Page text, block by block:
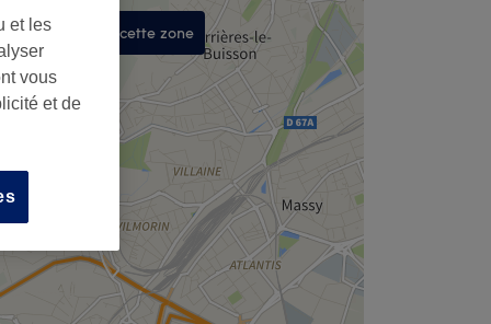
dans cette zone
et les
vous
et de